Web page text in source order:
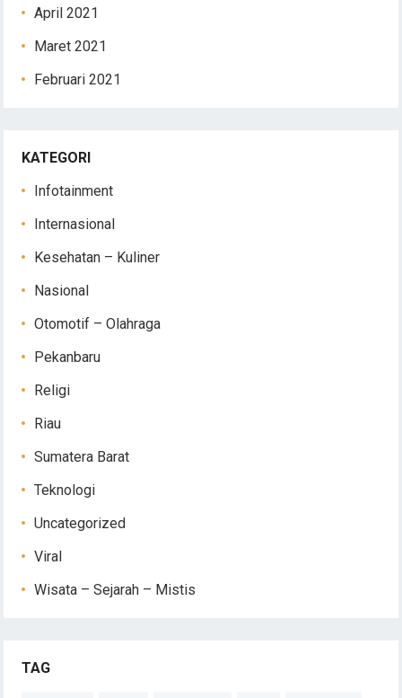
April 2021
Maret 2021
Februari 2021
KATEGORI
Infotainment
Internasional
Kesehatan – Kuliner
Nasional
Otomotif – Olahraga
Pekanbaru
Religi
Riau
Sumatera Barat
Teknologi
Uncategorized
Viral
Wisata – Sejarah – Mistis
TAG